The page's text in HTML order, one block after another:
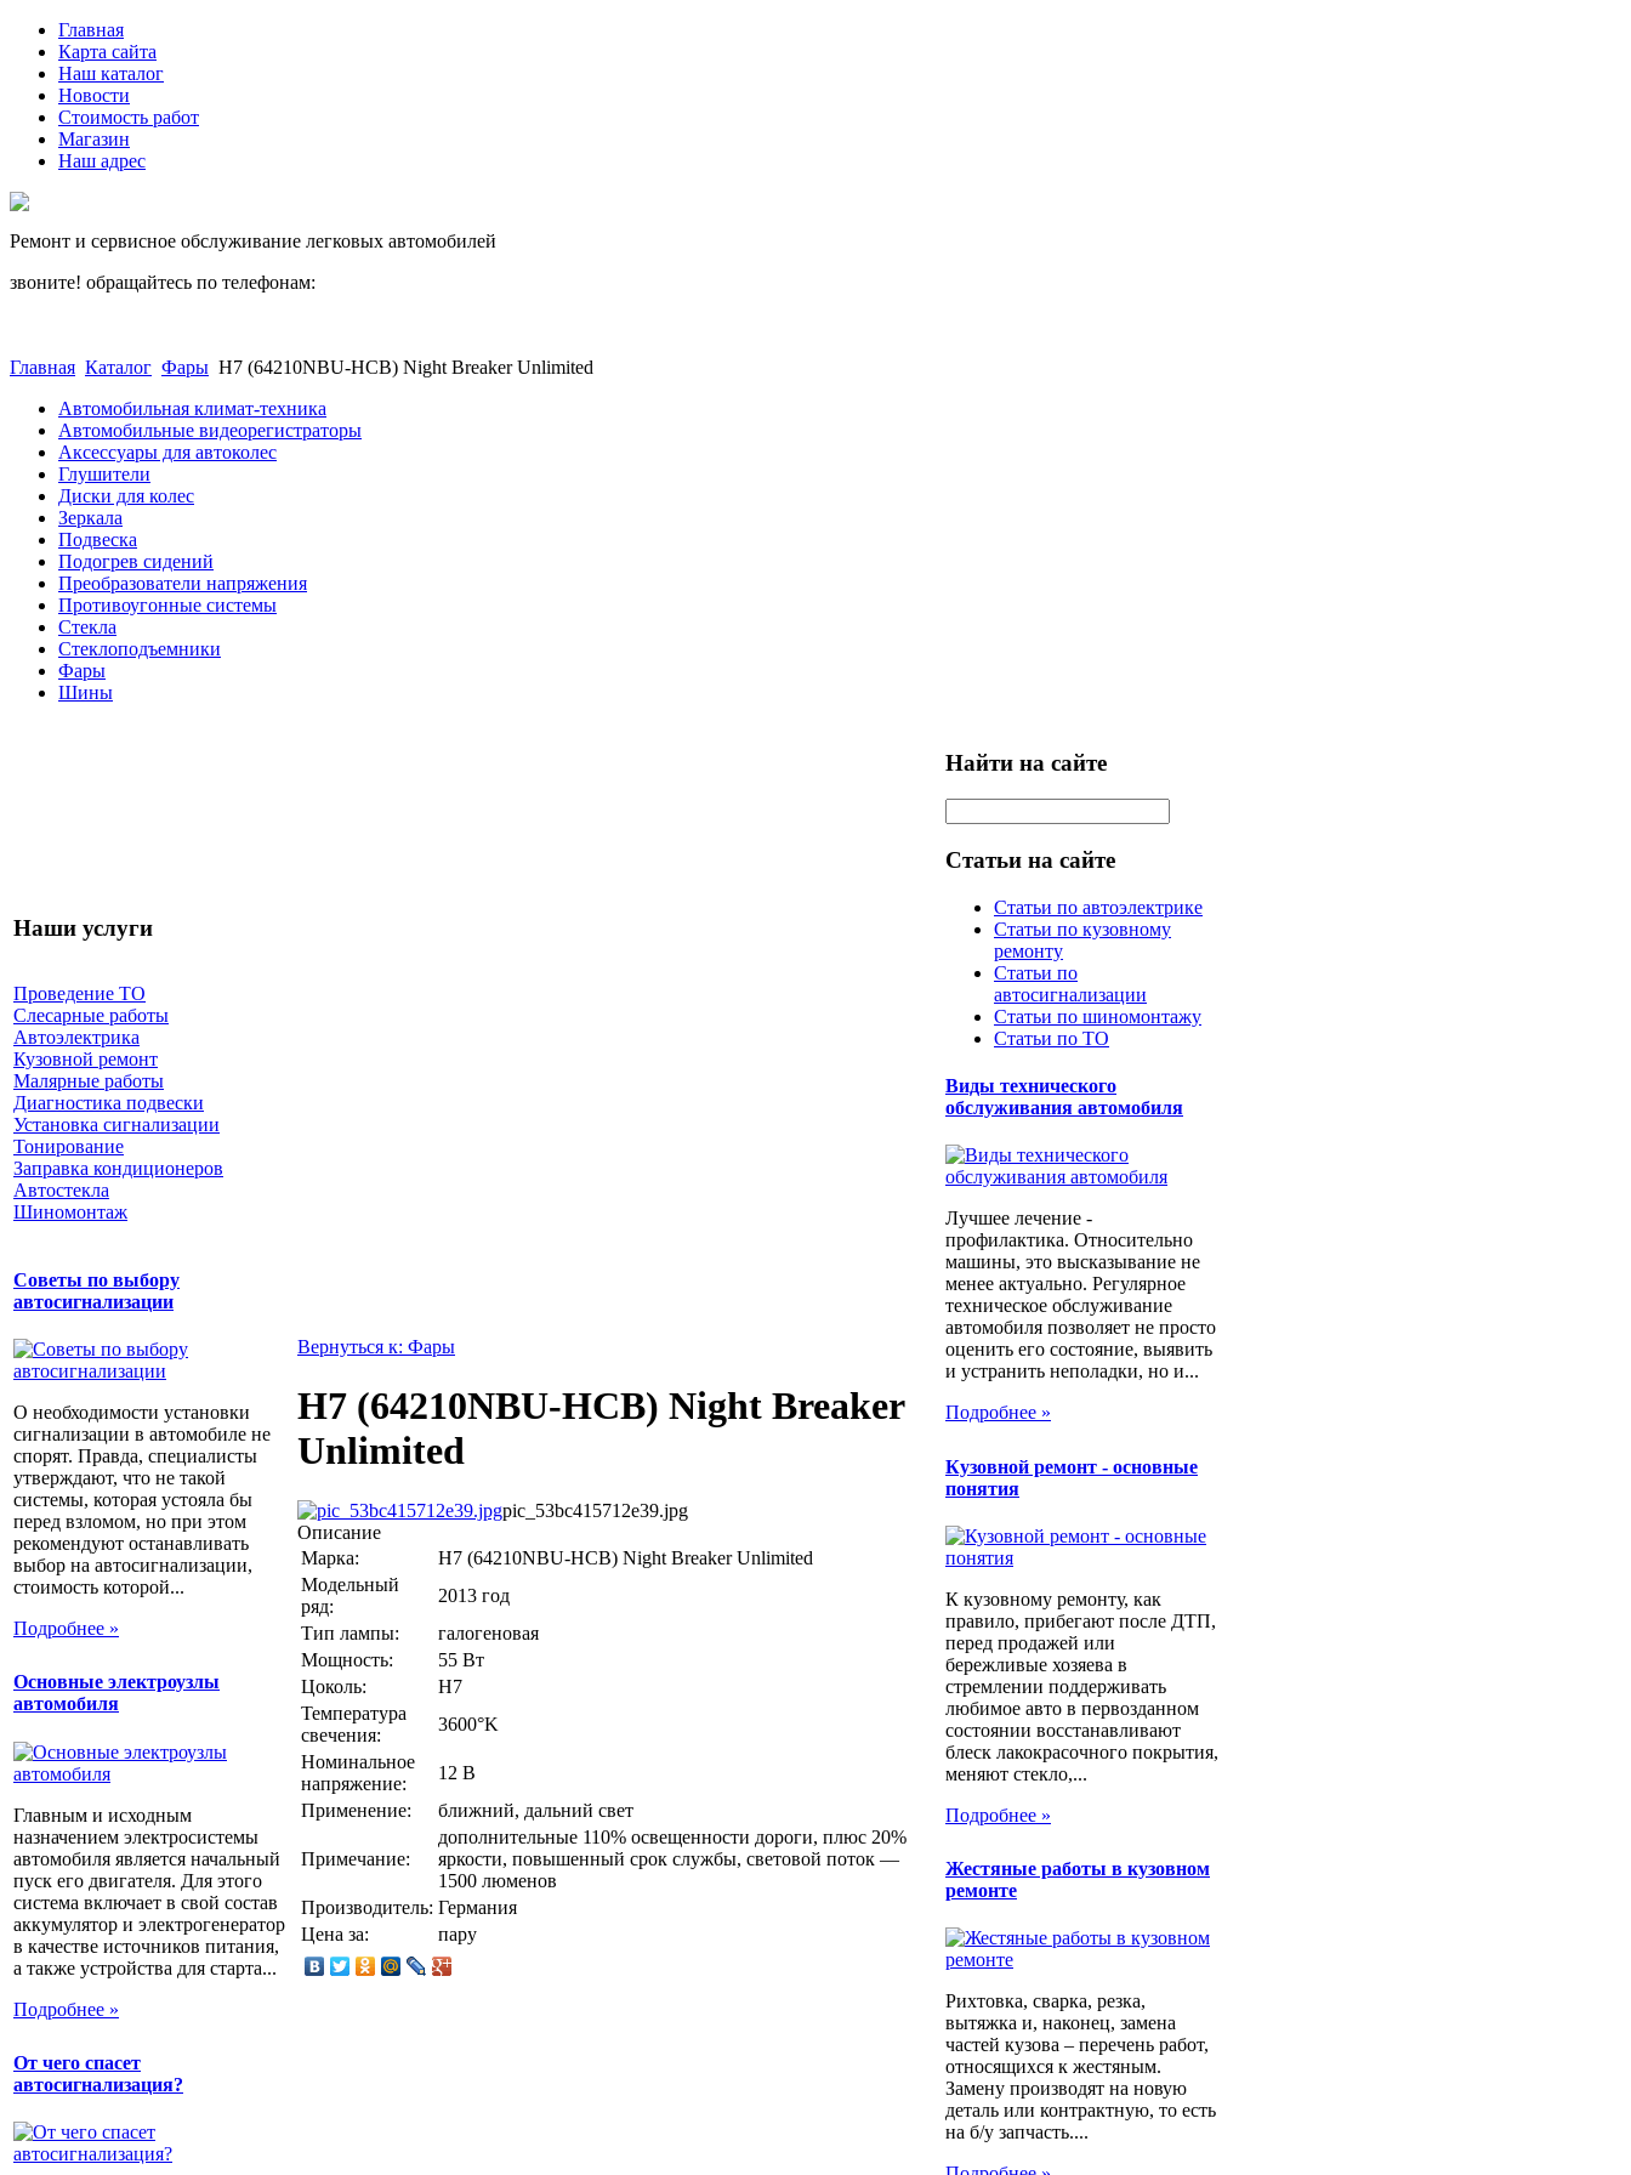
Главная
Карта сайта
Наш каталог
Новости
Стоимость работ
Магазин
Наш адрес
Ремонт и сервисное обслуживание легковых автомобилей
звоните! обращайтесь по телефонам:
Главная Каталог Фары H7 (64210NBU-HCB) Night Breaker Unlimited
Автомобильная климат-техника
Автомобильные видеорегистраторы
Аксессуары для автоколес
Глушители
Диски для колес
Зеркала
Подвеска
Подогрев сидений
Преобразователи напряжения
Противоугонные системы
Стекла
Стеклоподъемники
Фары
Шины
Наши услуги
Проведение ТО
Слесарные работы
Автоэлектрика
Кузовной ремонт
Малярные работы
Диагностика подвески
Установка сигнализации
Тонирование
Заправка кондиционеров
Автостекла
Шиномонтаж
Советы по выбору
автосигнализации
О необходимости установки
сигнализации в автомобиле не
спорят. Правда, специалисты
утверждают, что не такой
системы, которая устояла бы
перед взломом, но при этом
рекомендуют останавливать
выбор на автосигнализации,
стоимость которой...
Подробнее »
Основные электроузлы
автомобиля
Главным и исходным
назначением электросистемы
автомобиля является начальный
пуск его двигателя. Для этого
система включает в свой состав
аккумулятор и электрогенератор
в качестве источников питания,
а также устройства для старта...
Подробнее »
От чего спасет
автосигнализация?
Вернуться к: Фары
H7 (64210NBU-HCB) Night Breaker
Unlimited
pic_53bc415712e39.jpg
Описание
Марка:
H7 (64210NBU-HCB) Night Breaker Unlimited
Модельный
ряд:
2013 год
Тип лампы:
галогеновая
Мощность:
55 Вт
Цоколь:
H7
Температура
свечения:
3600°K
Номинальное
напряжение:
12 В
Применение:
ближний, дальний свет
Примечание:
дополнительные 110% освещенности дороги, плюс 20%
яркости, повышенный срок службы, световой поток —
1500 люменов
Производитель: Германия
Цена за:
пару
Найти на сайте
Статьи на сайте
Статьи по автоэлектрике
Статьи по кузовному
ремонту
Статьи по
автосигнализации
Статьи по шиномонтажу
Статьи по ТО
Виды технического
обслуживания автомобиля
Лучшее лечение -
профилактика. Относительно
машины, это высказывание не
менее актуально. Регулярное
техническое обслуживание
автомобиля позволяет не просто
оценить его состояние, выявить
и устранить неполадки, но и...
Подробнее »
Кузовной ремонт - основные
понятия
К кузовному ремонту, как
правило, прибегают после ДТП,
перед продажей или
бережливые хозяева в
стремлении поддерживать
любимое авто в первозданном
состоянии восстанавливают
блеск лакокрасочного покрытия,
меняют стекло,...
Подробнее »
Жестяные работы в кузовном
ремонте
Рихтовка, сварка, резка,
вытяжка и, наконец, замена
частей кузова – перечень работ,
относящихся к жестяным.
Замену производят на новую
деталь или контрактную, то есть
на б/у запчасть....